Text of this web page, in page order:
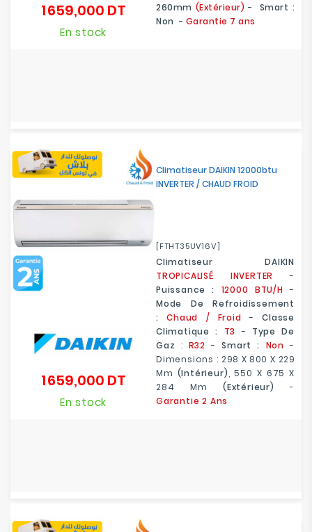
260mm (Extérieur) - Smart :
Non - Garantie 7 ans
1 659,000 DTPrix
En stock
Climatiseur DAIKIN 12000btu
INVERTER / CHAUD FROID
[FTHT35UV16V]
Climatiseur DAIKIN
TROPICALISÉ INVERTER
-
Puissance : 12000 BTU/H -
Mode De Refroidissement
:Chaud / Froid -Classe
Climatique :
T3- Type De
Gaz : R32 -Smart : Non -
Dimensions :298 X 800 X 229
Mm (intérieur) , 550 X 675 X
284 Mm (extérieur)
-
Garantie 2 Ans
1 659,000 DTPrix
En stock